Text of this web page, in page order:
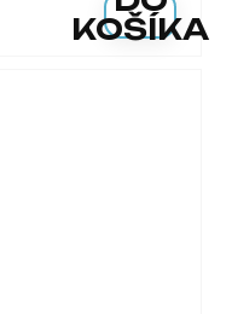
KOŠÍKA